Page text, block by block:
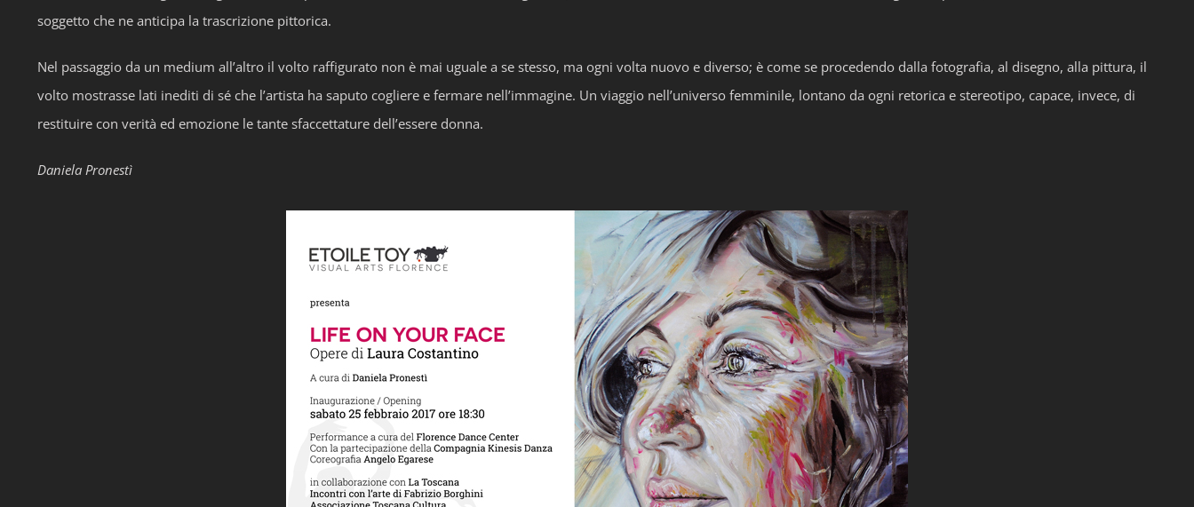
soggetto che ne anticipa la trascrizione pittorica.
Nel passaggio da un medium all’altro il volto raffigurato non è mai uguale a se stesso, ma ogni volta nuovo e diverso; è come se procedendo dalla fotografia, al disegno, alla pittura, il
volto mostrasse lati inediti di sé che l’artista ha saputo cogliere e fermare nell’immagine. Un viaggio nell’universo femminile, lontano da ogni retorica e stereotipo, capace, invece, di
restituire con verità ed emozione le tante sfaccettature dell’essere donna.
Daniela Pronestì